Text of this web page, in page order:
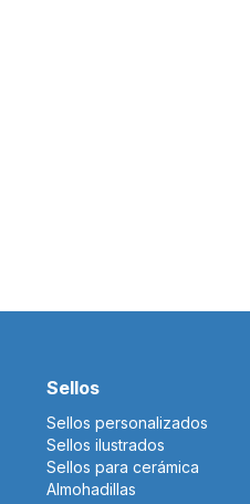
Sellos
Sellos personalizados
Sellos ilustrados
Sellos para cerámica
Almohadillas